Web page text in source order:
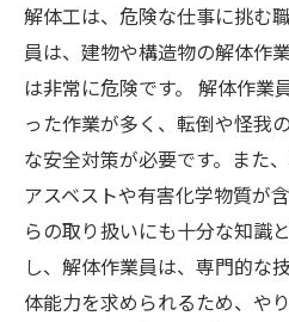
解体工は、危険な仕事に挑む
員は、建物や構造物の解体作
は非常に危険です。 解体作業
った作業が多く、転倒や怪我
な安全対策が必要です。また
アスベストや有害化学物質が
らの取り扱いにも十分な知識
し、解体作業員は、専門的な
体能力を求められるため、や